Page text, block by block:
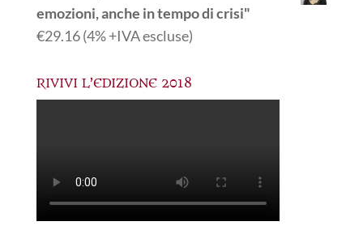
emozioni, anche in tempo di crisi"
€29.16(4% +IVA escluse)
RIVIVI L’EDIZIONE 2018